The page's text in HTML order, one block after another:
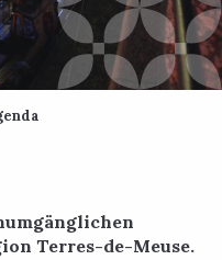
Terres-de-Meuse.